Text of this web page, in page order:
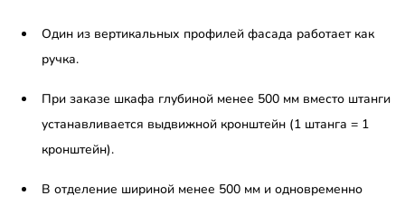
Один из вертикальных профилей фасада работает как
ручка.
При заказе шкафа глубиной менее 500 мм вместо штанги
устанавливается выдвижной кронштейн (1 штанга = 1
кронштейн).
В отделение шириной менее 500 мм и одновременно